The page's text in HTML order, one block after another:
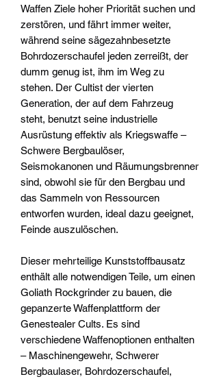
Waffen Ziele hoher Priorität suchen und
zerstören, und fährt immer weiter,
während seine sägezahnbesetzte
Bohrdozerschaufel jeden zerreißt, der
dumm genug ist, ihm im Weg zu
stehen. Der Cultist der vierten
Generation, der auf dem Fahrzeug
steht, benutzt seine industrielle
Ausrüstung effektiv als Kriegswaffe –
Schwere Bergbaulöser,
Seismokanonen und Räumungsbrenner
sind, obwohl sie für den Bergbau und
das Sammeln von Ressourcen
entworfen wurden, ideal dazu geeignet,
Feinde auszulöschen.
Dieser mehrteilige Kunststoffbausatz
enthält alle notwendigen Teile, um einen
Goliath Rockgrinder zu bauen, die
gepanzerte Waffenplattform der
Genestealer Cults. Es sind
verschiedene Waffenoptionen enthalten
– Maschinengewehr, Schwerer
Bergbaulaser, Bohrdozerschaufel,